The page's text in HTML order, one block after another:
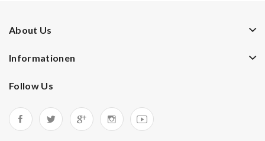
About Us
Informationen
Follow Us